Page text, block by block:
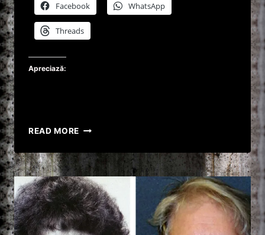
Facebook WhatsApp
Threads
Apreciază:
READ MORE JANE
ASISTENTA
UCIGASA
OBSESATĂ
DE
MOARTE!